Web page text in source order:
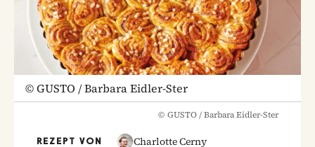
©GUSTO / Barbara Eidler-Ster
© GUSTO / Barbara Eidler-Ster
REZEPT VON Charlotte Cerny